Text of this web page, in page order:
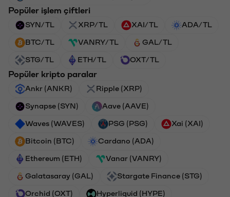
Popüler işlem çiftleri
SYN/TL XRP/TL XAI/TL ADA/TL
BTC/TL VANRY/TL GAL/TL
STG/TL ETH/TL OXT/TL
Popüler kripto paralar
Ankr (ANKR) Ripple (XRP)
Synapse (SYN) Aave (AAVE)
Waves (WAVES) PSG (PSG) Xai (XAI)
Bitcoin (BTC) Cardano (ADA)
Ethereum (ETH) Vanar (VANRY)
Galatasaray (GAL) Stargate Finance (STG)
Orchid (OXT) Hyperliquid (HYPE)